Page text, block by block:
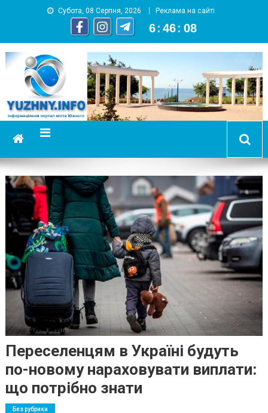
Субота, 08 Серпня, 2026 Реклама на сайті
6 : 46 : 08
YUZHNY.INFO
информационный портал города Южный
Переселенцям в Україні будуть
по-новому нараховувати виплати:
що потрібно знати
Без рубрики